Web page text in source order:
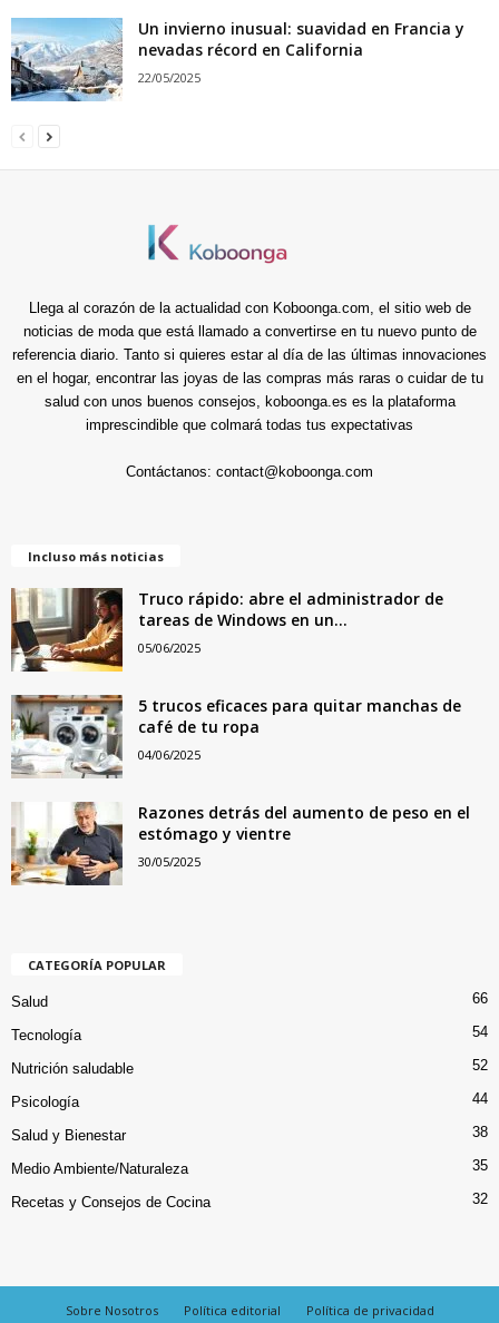
Un invierno inusual: suavidad en Francia y
nevadas récord en California
22/05/2025
Llega al corazón de la actualidad con Koboonga.com, el sitio web de
noticias de moda que está llamado a convertirse en tu nuevo punto de
referencia diario. Tanto si quieres estar al día de las últimas innovaciones
en el hogar, encontrar las joyas de las compras más raras o cuidar de tu
salud con unos buenos consejos, koboonga.es es la plataforma
imprescindible que colmará todas tus expectativas
Contáctanos: contact@koboonga.com
Incluso más noticias
Truco rápido: abre el administrador de
tareas de Windows en un...
05/06/2025
5 trucos eficaces para quitar manchas de
café de tu ropa
04/06/2025
Razones detrás del aumento de peso en el
estómago y vientre
30/05/2025
CATEGORÍA POPULAR
Salud 66
Tecnología 54
Nutrición saludable 52
Psicología 44
Salud y Bienestar 38
Medio Ambiente/Naturaleza 35
Recetas y Consejos de Cocina 32
Sobre Nosotros Política editorial Política de privacidad